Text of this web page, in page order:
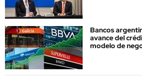
Bancos
avance del
modelo de